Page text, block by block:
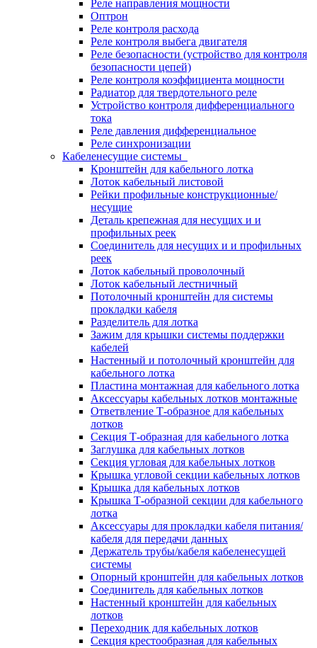
Реле направления мощности
Оптрон
Реле контроля расхода
Реле контроля выбега двигателя
Реле безопасности (устройство для контроля
безопасности цепей)
Реле контроля коэффициента мощности
Радиатор для твердотельного реле
Устройство контроля дифференциального
тока
Реле давления дифференциальное
Реле синхронизации
Кабеленесущие системы
Кронштейн для кабельного лотка
Лоток кабельный листовой
Рейки профильные конструкционные/
несущие
Деталь крепежная для несущих и и
профильных реек
Соединитель для несущих и и профильных
реек
Лоток кабельный проволочный
Лоток кабельный лестничный
Потолочный кронштейн для системы
прокладки кабеля
Разделитель для лотка
Зажим для крышки системы поддержки
кабелей
Настенный и потолочный кронштейн для
кабельного лотка
Пластина монтажная для кабельного лотка
Аксессуары кабельных лотков монтажные
Ответвление Т-образное для кабельных
лотков
Секция Т-образная для кабельного лотка
Заглушка для кабельных лотков
Секция угловая для кабельных лотков
Крышка угловой секции кабельных лотков
Крышка для кабельных лотков
Крышка Т-образной секции для кабельного
лотка
Аксессуары для прокладки кабеля питания/
кабеля для передачи данных
Держатель трубы/кабеля кабеленесущей
системы
Опорный кронштейн для кабельных лотков
Соединитель для кабельных лотков
Настенный кронштейн для кабельных
лотков
Переходник для кабельных лотков
Секция крестообразная для кабельных